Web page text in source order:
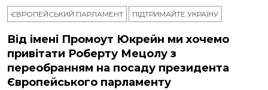
ЄВРОПЕЙСЬКИЙ ПАРЛАМЕНТ ПІДТРИМАЙТЕ УКРАЇНУ
Від імені Промоут Юкрейн ми хочемо
привітати Роберту Мецолу з
переобранням на посаду президента
Європейського парламенту